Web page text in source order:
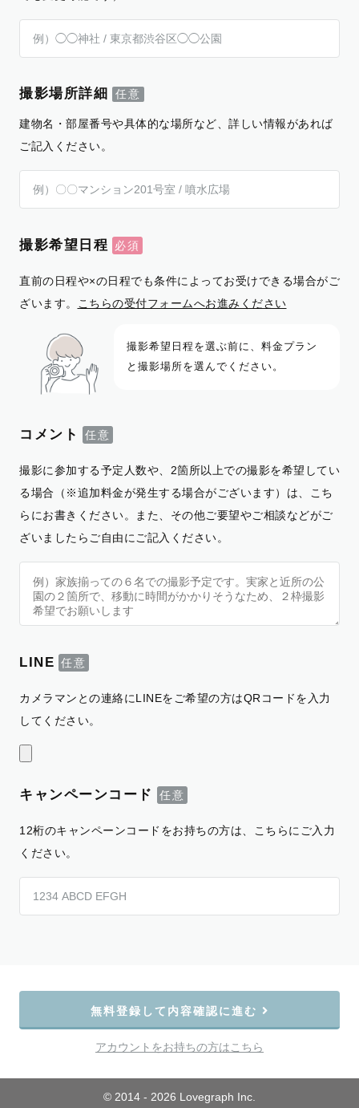
撮影場所詳細
建物名・部屋番号や具体的な場所など、詳しい情報があれば
ご記入ください。
撮影希望日程
直前の日程や×の日程でも条件によってお受けできる場合がご
ざいます。
こちらの受付フォームへお進みください
撮影希望日程を選ぶ前に、料金プラン
と撮影場所を選んでください。
コメント
撮影に参加する予定人数や、2箇所以上での撮影を希望してい
る場合（※追加料金が発生する場合がございます）は、こち
らにお書きください。また、その他ご要望やご相談などがご
ざいましたらご自由にご記入ください。
LINE
カメラマンとの連絡にLINEをご希望の方はQRコードを入力
してください。
キャンペーンコード
12桁のキャンペーンコードをお持ちの方は、こちらにご入力
ください。
無料登録して内容確認に進む
アカウントをお持ちの方はこちら
© 2014 - 2026 Lovegraph Inc.